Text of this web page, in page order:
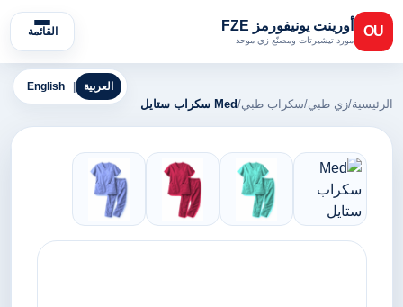
OU أورينت يونيفورمز FZE
مورد تيشيرتات ومصنّع زي موحد
القائمة
English العربية
الرئيسية/زي طبي/سكراب طبي/Med سكراب ستايل